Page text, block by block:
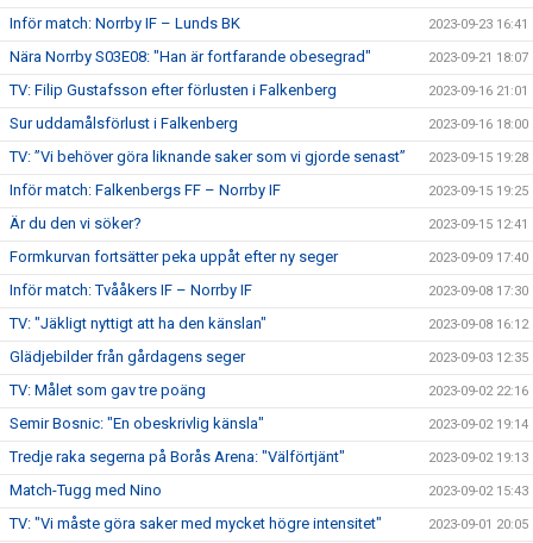
Inför match: Norrby IF – Lunds BK 2023-09-23 16:41
Nära Norrby S03E08: "Han är fortfarande obesegrad" 2023-09-21 18:07
TV: Filip Gustafsson efter förlusten i Falkenberg 2023-09-16 21:01
Sur uddamålsförlust i Falkenberg 2023-09-16 18:00
TV: ”Vi behöver göra liknande saker som vi gjorde senast” 2023-09-15 19:28
Inför match: Falkenbergs FF – Norrby IF 2023-09-15 19:25
Är du den vi söker? 2023-09-15 12:41
Formkurvan fortsätter peka uppåt efter ny seger 2023-09-09 17:40
Inför match: Tvååkers IF – Norrby IF 2023-09-08 17:30
TV: "Jäkligt nyttigt att ha den känslan" 2023-09-08 16:12
Glädjebilder från gårdagens seger 2023-09-03 12:35
TV: Målet som gav tre poäng 2023-09-02 22:16
Semir Bosnic: "En obeskrivlig känsla" 2023-09-02 19:14
Tredje raka segerna på Borås Arena: "Välförtjänt" 2023-09-02 19:13
Match-Tugg med Nino 2023-09-02 15:43
TV: "Vi måste göra saker med mycket högre intensitet" 2023-09-01 20:05